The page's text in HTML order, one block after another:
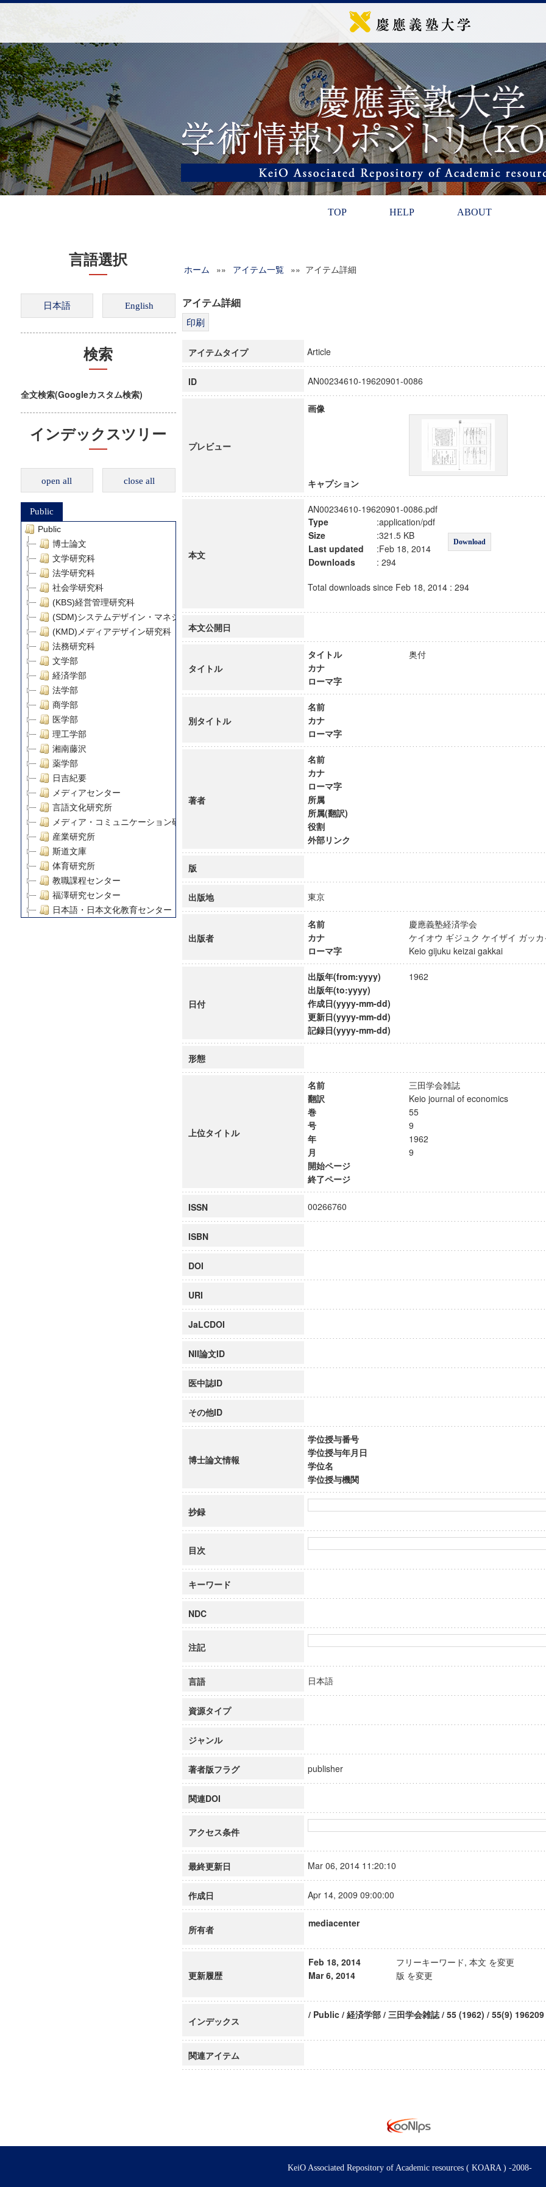
TOP HELP ABOUT
言語選択
検索
全文検索(Googleカスタム検索)
インデックスツリー
open all close all
Public
Public
博士論文
文学研究科
法学研究科
社会学研究科
(KBS)経営管理研究科
(SDM)システムデザイン・マネジメント研究科
(KMD)メディアデザイン研究科
法務研究科
文学部
経済学部
法学部
商学部
医学部
理工学部
湘南藤沢
薬学部
日吉紀要
メディアセンター
言語文化研究所
メディア・コミュニケーション研究所
産業研究所
斯道文庫
体育研究所
教職課程センター
福澤研究センター
日本語・日本文化教育センター
慶應義塾大学グローバルCOEプログラム市民社会ガバナンス教育研究センター
慶應義塾大学グローバルCOEプログラム論理と感性の先端的教育研究拠点
博士課程教育リーディングプログラム「超成熟社会発展のサイエンス」
ホーム »» アイテム一覧 »» アイテム詳細
アイテム詳細
アイテムタイプ Article
ID AN00234610-19620901-0086
プレビュー
画像
キャプション
本文
AN00234610-19620901-0086.pdf
Type
:application/pdf
Download
Size
:321.5 KB
Last updated
:Feb 18, 2014
Downloads
: 294
Total downloads since Feb 18, 2014 : 294
本文公開日
タイトル
タイトル
奥付
カナ
ローマ字
別タイトル
名前
カナ
ローマ字
著者
名前
カナ
ローマ字
所属
所属(翻訳)
役割
外部リンク
版
出版地 東京
出版者
名前
慶應義塾経済学会
カナ
ケイオウ ギジュク ケイザイ ガ
ローマ字
Keio gijuku keizai gakkai
日付
出版年(from:yyyy)
1962
出版年(to:yyyy)
作成日(yyyy-mm-dd)
更新日(yyyy-mm-dd)
記録日(yyyy-mm-dd)
形態
上位タイトル
名前
三田学会雑誌
翻訳
Keio journal of economics
巻
55
号
9
年
1962
月
9
開始ページ
終了ページ
ISSN 00266760
ISBN
DOI
URI
JaLCDOI
NII論文ID
医中誌ID
その他ID
博士論文情報
学位授与番号
学位授与年月日
学位名
学位授与機関
抄録
目次
キーワード
NDC
注記
言語 日本語
資源タイプ
ジャンル
著者版フラグ publisher
関連DOI
アクセス条件
最終更新日 Mar 06, 2014 11:20:10
作成日 Apr 14, 2009 09:00:00
所有者
mediacenter
更新履歴
Feb 18, 2014
フリーキーワード, 本文 を変更
Mar 6, 2014
版 を変更
インデックス
/ Public / 経済学部 / 三田学会雑誌 / 55 (1962) / 55(9) 196209
関連アイテム
KeiO Associated Repository of Academic resources ( KOARA ) -2008-